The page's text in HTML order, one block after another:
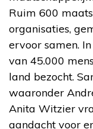
Ruim 600
organisaties,
ervoor samen.
van 45.000
land bezocht.
waaronder
Anita Witzier
aandacht voor